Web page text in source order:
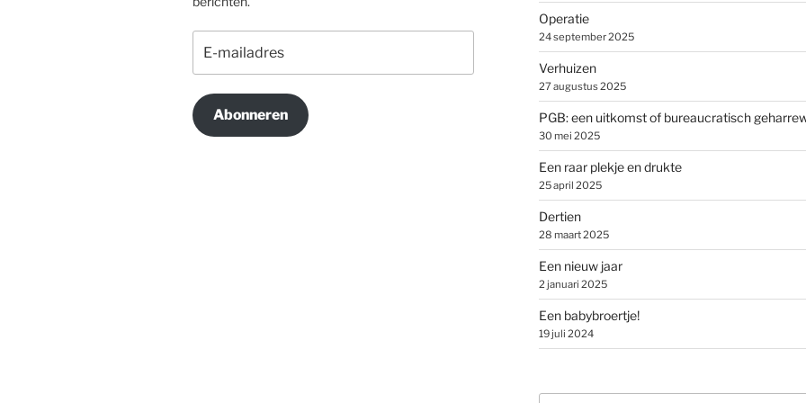
mailadres
Abonneren
Operatie
24 september 2025
Verhuizen
27 augustus 2025
PGB: een uitkomst of bureaucratisch
30 mei 2025
Een raar plekje en drukte
25 april 2025
Dertien
28 maart 2025
Een nieuw jaar
2 januari 2025
Een babybroertje!
19 juli 2024